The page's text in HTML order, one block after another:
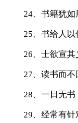
24、书籍犹
25、书给人
26、士欲宣其
27、读书而不
28、一日无
29、经常有